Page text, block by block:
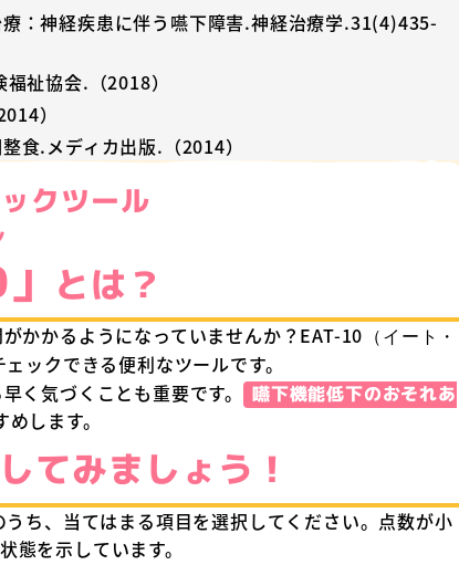
：神経疾患に伴う嚥下障害.神経治療学.31(4)435-
祉協会.（2018）
）
食.メディカ出版.（2014）
クツール
」 とは？
かかるようになっていませんか？EAT-10
（イート・
ックできる便利なツールです。
く気づくことも重要です。
嚥下機能低下のおそれあ
します。
してみましょう！
ち、当てはまる項目を選択してください。点数が小
態を示しています。